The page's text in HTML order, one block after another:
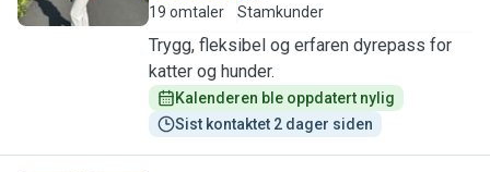
19 omtaler
Stamkunder
Trygg, fleksibel og erfaren dyrepass for
katter og hunder.
Kalenderen ble oppdatert nylig
Sist kontaktet 2 dager siden